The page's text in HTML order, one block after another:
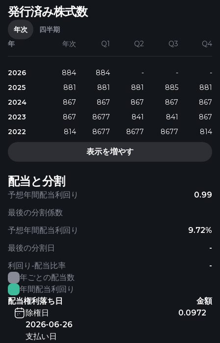
発行済み株式数
年次
四半期
年
年次 Q1 Q2 Q3 Q4
2026 884 884 - -
-
2025
881 881 881 885
881
2024
867 867 867 867
867
2023
867 8677 841 841
867
2022
814 8677 8677 8677 814
表示を増やす
配当と分割
予想年間配当利回り 0.99
予想年間配当利回り 9.72%
利回り-配当比率 -
最後の分割係数
最後の分割日 -
年ごとの配当数
年間配当利回り
配当権利落ち日
金額
除権日
2026-06-26
支払い日
0.0972